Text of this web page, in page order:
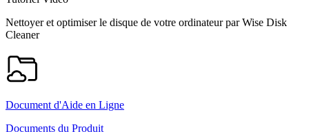
Nettoyer et optimiser le disque de votre ordinateur par Wise Disk
Cleaner
Document d'Aide en Ligne
Documents du Produit